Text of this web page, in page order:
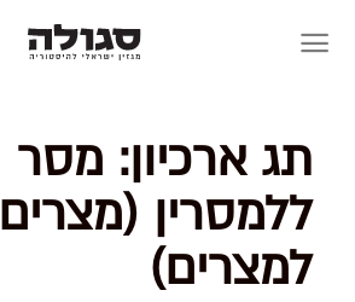
תג ארכיון: מסר
ללמסרין (מצרים
למצרים)